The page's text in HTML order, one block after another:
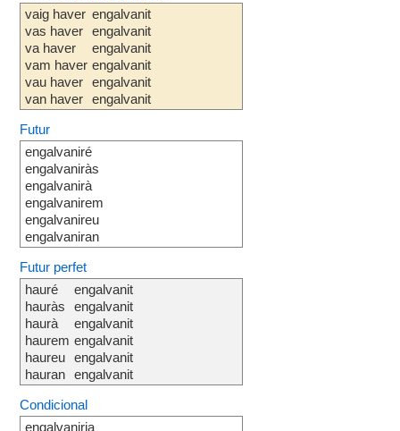
vaig haver
vas haver
va haver
vam haver
vau haver
van haver
engalvanit
engalvanit
engalvanit
engalvanit
engalvanit
engalvanit
Futur
engalvaniré
engalvaniràs
engalvanirà
engalvanirem
engalvanireu
engalvaniran
Futur perfet
hauré
hauràs
haurà
haurem
haureu
hauran
engalvanit
engalvanit
engalvanit
engalvanit
engalvanit
engalvanit
Condicional
engalvaniria